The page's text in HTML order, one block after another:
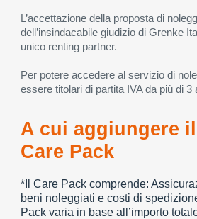
L’accettazione della proposta di
dell’insindacabile giudizio di Grenke
unico renting partner.
Per potere accedere al servizio di
essere titolari di partita IVA da più di 3
A cui aggiungere
Care Pack
*Il Care Pack comprende:
beni noleggiati e costi di
Pack varia in base all’importo